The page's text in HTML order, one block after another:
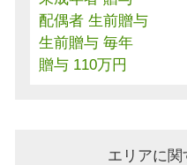
配偶者 生前贈与
生前贈与 毎年
贈与 110万円
エリアに関